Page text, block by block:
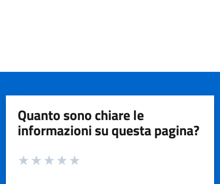
Quanto sono chiare le
informazioni su questa pagina?
Valuta da 1 a 5 stelle la pagina